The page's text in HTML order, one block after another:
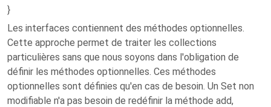
}
Les interfaces contiennent des méthodes optionnelles.
Cette approche permet de traiter les collections
particulières sans que nous soyons dans l'obligation de
définir les méthodes optionnelles. Ces méthodes
optionnelles sont définies qu'en cas de besoin. Un Set non
modifiable n'a pas besoin de redéfinir la méthode add,